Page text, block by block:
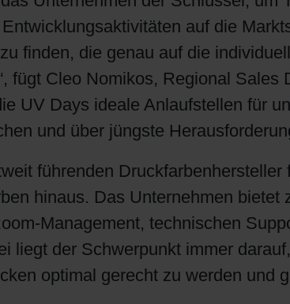
auf die
finden, die genau auf die
fügt Cleo Nomikos, Regional
UV Days ideale Anlaufstellen für
und über jüngste
führenden
hinaus. Das Unternehmen
Management, technischen
liegt der Schwerpunkt immer
optimal gerecht zu werden und